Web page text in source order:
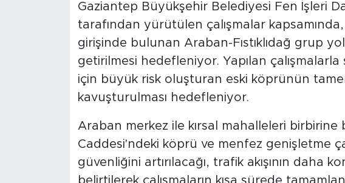
Gaziantep Büyükşehir Belediyesi Fen İşleri
tarafından yürütülen çalışmalar
girişinde bulunan Araban-Fıstıklıdağ grup
getirilmesi hedefleniyor. Yapılan
için büyük risk oluşturan eski köprünün
kavuşturulması hedefleniyor.
Araban merkez ile kırsal mahalleleri
Caddesi'ndeki köprü ve menfez genişletme
güvenliğini artırılacağı, trafik akışının daha